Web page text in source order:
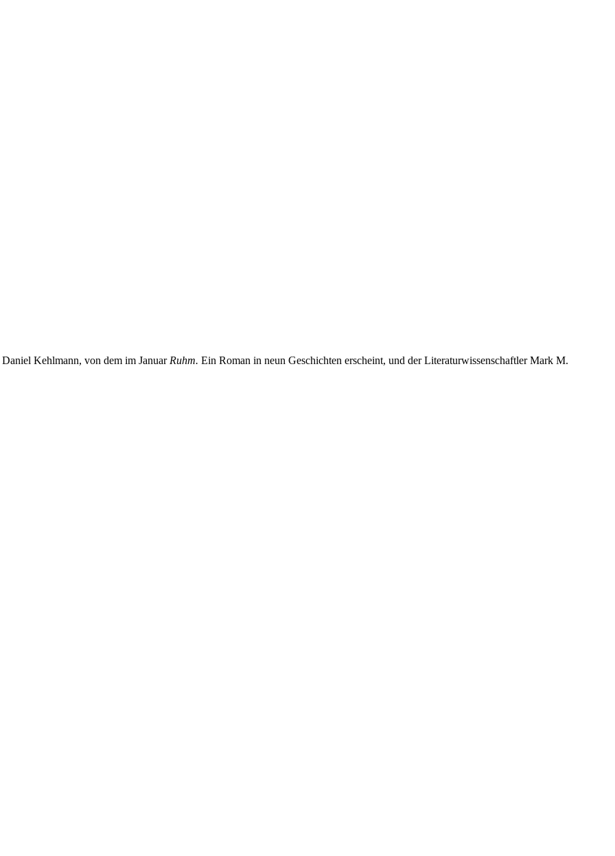
Kehlmann, von dem im Januar Ruhm. Ein Roman in neun Geschichten erscheint, und der Literaturwissenschaftler Mark M.